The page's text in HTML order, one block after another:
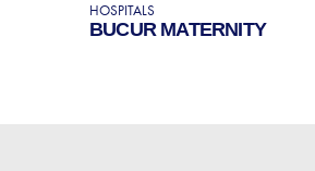
HOSPITALS
BUCUR MATERNITY